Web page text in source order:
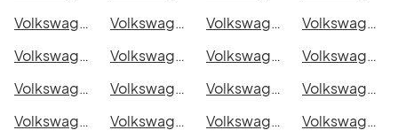
Volkswagen Amarok DoubleCab 2.8t i Malmö
Volkswagen Amarok DoubleCab 2.8t i Örebro Volkswagen Amarok DoubleCab 2.8t i Norrköping
Volkswagen Amarok DoubleCab 2.8t i Linköping
Volkswagen Amarok DoubleCab 2.8t i Uppsala
Volkswagen Amarok DoubleCab 2.8t i Västerås Volkswagen Amarok DoubleCab 2.8t i Halmstad
Volkswagen Amarok DoubleCab 2.8t i Växjö
Volkswagen Amarok DoubleCab 2.8t i Eskilstuna
Volkswagen Amarok DoubleCab 2.8t i Kalmar Volkswagen Amarok DoubleCab 2.8t i Karlskrona
Volkswagen Amarok DoubleCab 2.8t i Karlstad
Volkswagen Amarok DoubleCab 2.8t i Kristianstad
Volkswagen Amarok DoubleCab 2.8t i Sundsvall Volkswagen Amarok DoubleCab 2.8t i Umeå
Volkswagen Amarok DoubleCab 2.8t i Varberg